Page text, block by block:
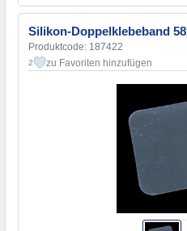
Silikon-Doppelklebeband
Produktcode: 187422
2 zu Favoriten hinzufügen